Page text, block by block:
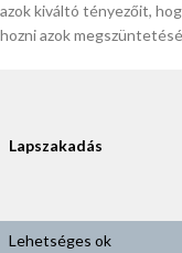
azok kiváltó tényezőit,
hozni azok
Lapszakadás
Lehetséges ok